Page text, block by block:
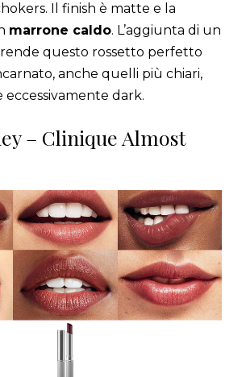
Il finish è matte e la
marrone caldo. L’aggiunta di un
rende questo rossetto perfetto
anche quelli più chiari,
eccessivamente dark.
– Clinique Almost